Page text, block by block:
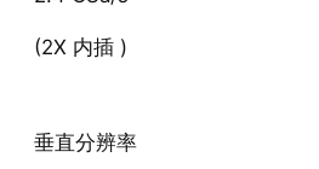
(2X 内插 )
垂直分辨率